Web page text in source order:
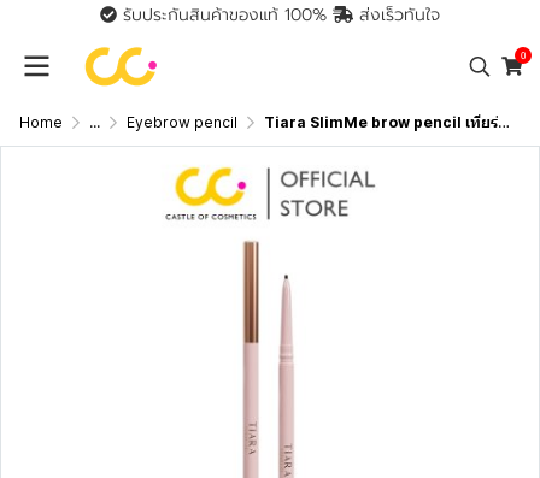
รับประกันสินค้าของแท้ 100% ส่งเร็วทันใจ
0
Home ... Eyebrow pencil Tiara SlimMe brow pencil เทียร่า ดินสอเขียนคิ้วหัวสลิม เส้นคม เนื้อนุ่ม เขียนง่าย